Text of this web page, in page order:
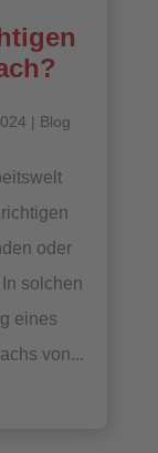
| Blog
oder
solchen
eines
von...